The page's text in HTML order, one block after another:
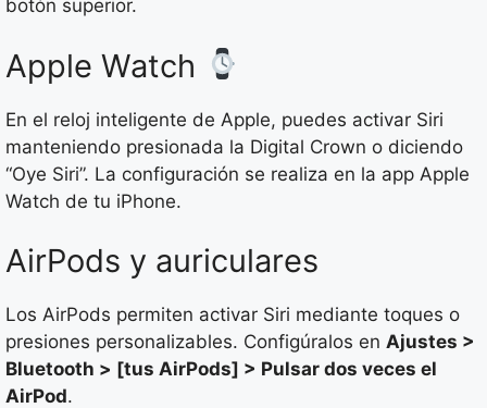
botón superior.
Apple Watch
En el reloj inteligente de Apple, puedes activar Siri
manteniendo presionada la Digital Crown o diciendo
“Oye Siri”. La configuración se realiza en la app Apple
Watch de tu iPhone.
AirPods y auriculares
Los AirPods permiten activar Siri mediante toques o
presiones personalizables. Configúralos en Ajustes >
Bluetooth > [tus AirPods] > Pulsar dos veces el
AirPod.